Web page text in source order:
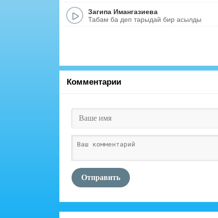
Загипа Имангазиева
Табам ба деп тарыдай бир асылды
Комментарии
Отправить